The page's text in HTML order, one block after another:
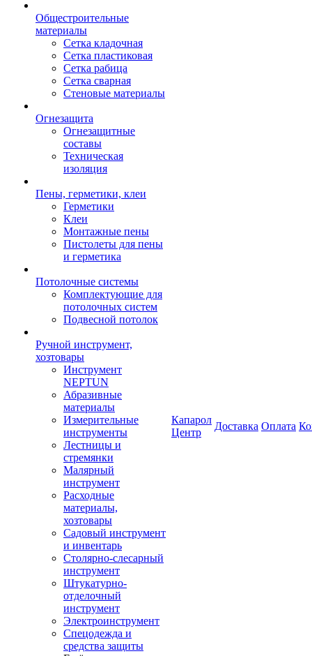
Общестроительные
материалы
Сетка кладочная
Сетка пластиковая
Сетка рабица
Сетка сварная
Стеновые материалы
Огнезащита
Огнезащитные
составы
Техническая
изоляция
Пены, герметики, клеи
Герметики
Клеи
Монтажные пены
Пистолеты для пены
и герметика
Потолочные системы
Комплектующие для
потолочных систем
Подвесной потолок
Ручной инструмент,
хозтовары
Инструмент
NEPTUN
Абразивные
материалы
Измерительные
инструменты
Лестницы и
стремянки
Малярный
инструмент
Расходные
материалы,
хозтовары
Садовый инструмент
и инвентарь
Столярно-слесарный
инструмент
Штукатурно-
отделочный
инструмент
Электроинструмент
Спецодежда и
средства защиты
Капарол
Центр
Доставка Оплата